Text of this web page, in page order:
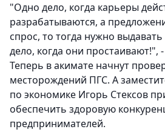
"Одно дело, когда карьеры
разрабатываются, а
спрос, то тогда нужно выдавать
дело, когда они простаивают!",
Теперь в акимате начнут
месторождений ПГС. А
по экономике Игорь Стексов
обеспечить здоровую
предпринимателей.